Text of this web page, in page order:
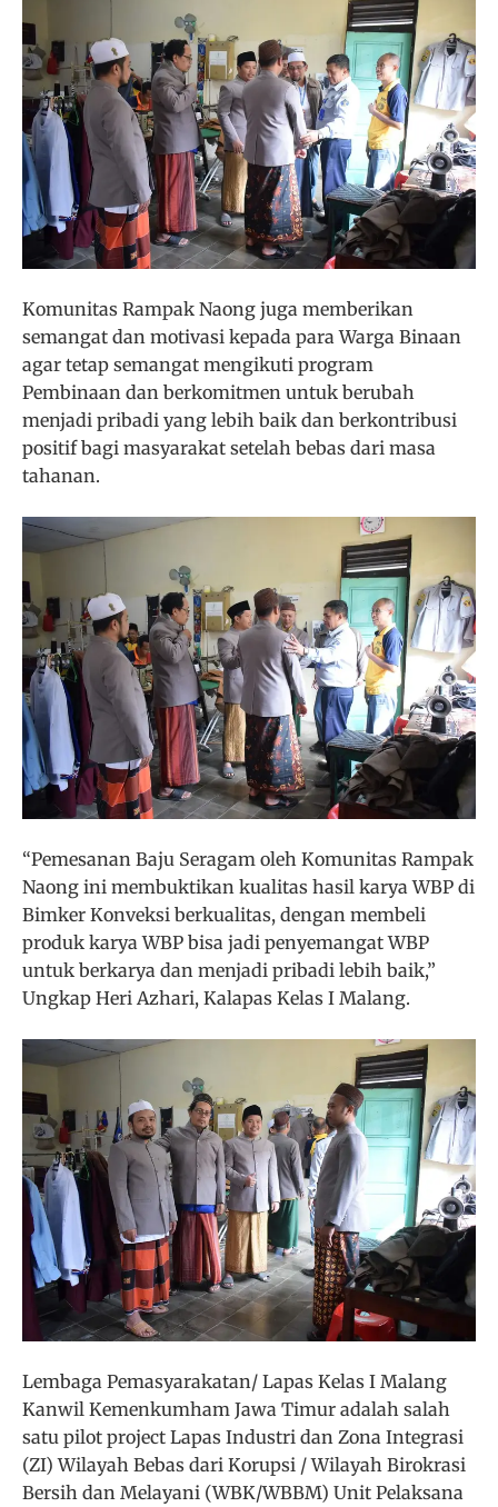
Komunitas Rampak Naong juga memberikan
semangat dan motivasi kepada para Warga Binaan
agar tetap semangat mengikuti program
Pembinaan dan berkomitmen untuk berubah
menjadi pribadi yang lebih baik dan berkontribusi
positif bagi masyarakat setelah bebas dari masa
tahanan.
“Pemesanan Baju Seragam oleh Komunitas Rampak
Naong ini membuktikan kualitas hasil karya WBP di
Bimker Konveksi berkualitas, dengan membeli
produk karya WBP bisa jadi penyemangat WBP
untuk berkarya dan menjadi pribadi lebih baik,”
Ungkap Heri Azhari, Kalapas Kelas I Malang.
Lembaga Pemasyarakatan/ Lapas Kelas I Malang
Kanwil Kemenkumham Jawa Timur adalah salah
satu pilot project Lapas Industri dan Zona Integrasi
(ZI) Wilayah Bebas dari Korupsi / Wilayah Birokrasi
Bersih dan Melayani (WBK/WBBM) Unit Pelaksana